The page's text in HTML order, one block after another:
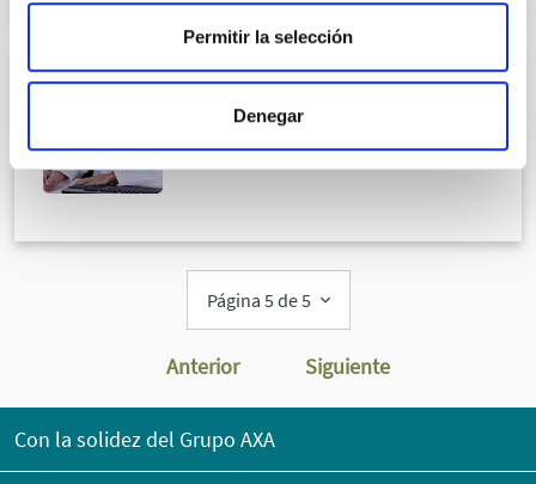
Permitir la selección
Denegar
UROLOGÍA
Dr. Luis Alberto Asensio Lahoz
Página 5 de 5
Anterior Siguiente
Con la solidez del Grupo AXA